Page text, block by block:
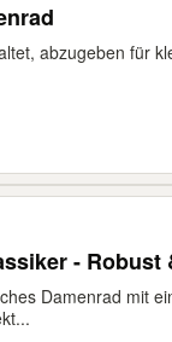
abzugeben für
- Robust
Damenrad mit